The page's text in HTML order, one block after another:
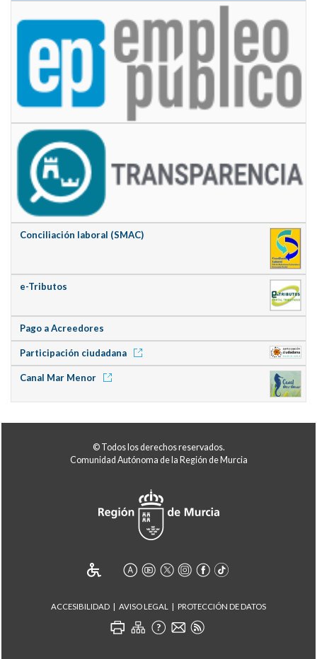
Conciliación laboral (SMAC)
e-Tributos
Pago a Acreedores
Participación ciudadana
Canal Mar Menor
© Todos los derechos reservados.
Comunidad Autónoma de la Región de Murcia
ACCESIBILIDAD AVISO LEGAL PROTECCIÓN DE DATOS